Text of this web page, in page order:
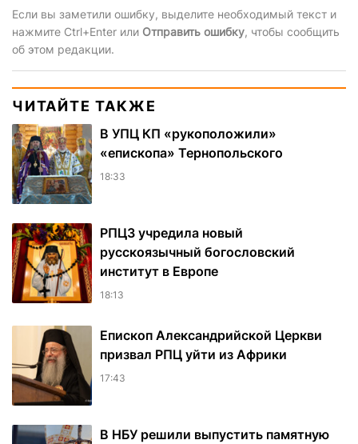
Если вы заметили ошибку, выделите необходимый текст и
нажмите Ctrl+Enter или Отправить ошибку, чтобы сообщить
об этом редакции.
ЧИТАЙТЕ ТАКЖЕ
В УПЦ КП «рукоположили»
«епископа» Тернопольского
18:33
РПЦЗ учредила новый
русскоязычный богословский
институт в Европе
18:13
Епископ Александрийской Церкви
призвал РПЦ уйти из Африки
17:43
В НБУ решили выпустить памятную